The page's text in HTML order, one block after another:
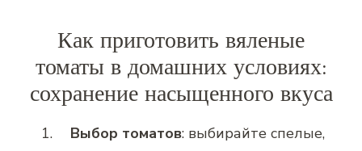
Как приготовить вяленые
томаты в домашних условиях:
сохранение насыщенного вкуса
Выбор томатов: выбирайте спелые,